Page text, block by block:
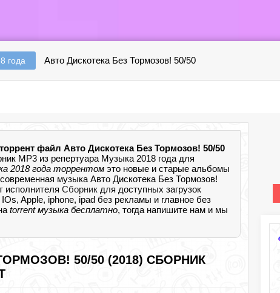
года Авто Дискотека Без Тормозов! 50/50
файл Авто Дискотека Без Тормозов! 50/50
MP3 из репертуара Музыка 2018 года для
2018 года торрентом это новые и старые альбомы
музыка Авто Дискотека Без Тормозов!
исполнителя Сборник для доступных загрузок
Apple, iphone, ipad без рекламы и главное без
torrent музыка бесплатно, тогда напишите нам и мы
50/50 (2018) СБОРНИК